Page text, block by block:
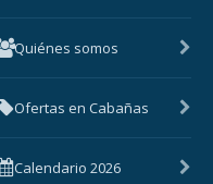
Quiénes somos
Ofertas en Cabañas
Calendario 2026